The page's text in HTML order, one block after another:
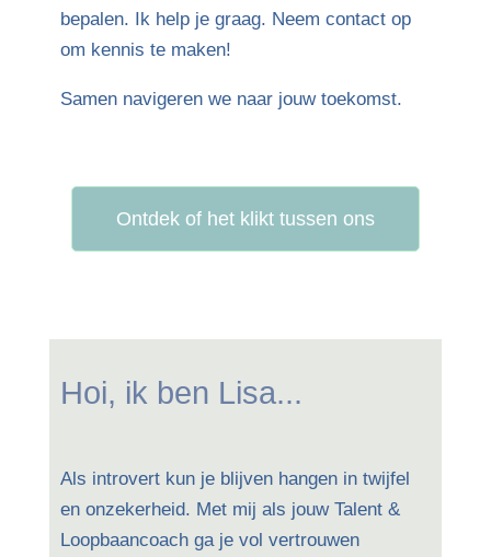
bepalen. Ik help je graag. Neem contact op
om kennis te maken!
Samen navigeren we naar jouw toekomst.
Ontdek of het klikt tussen ons
Hoi, ik ben Lisa...
Als introvert kun je blijven hangen in twijfel
en onzekerheid. Met mij als jouw Talent &
Loopbaancoach ga je vol vertrouwen